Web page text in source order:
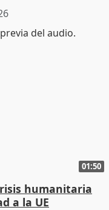
01:50
humanitaria
a la UE